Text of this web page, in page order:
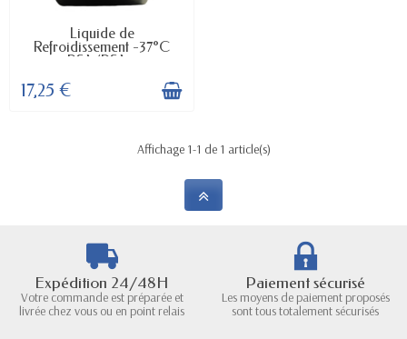
DISPONIBLE
Liquide de
Refroidissement -37°C
PSA (PSA...
17,25 €
Affichage 1-1 de 1 article(s)
Expédition 24/48H
Votre commande est préparée et
livrée chez vous ou en point relais
Paiement sécurisé
Les moyens de paiement proposés
sont tous totalement sécurisés